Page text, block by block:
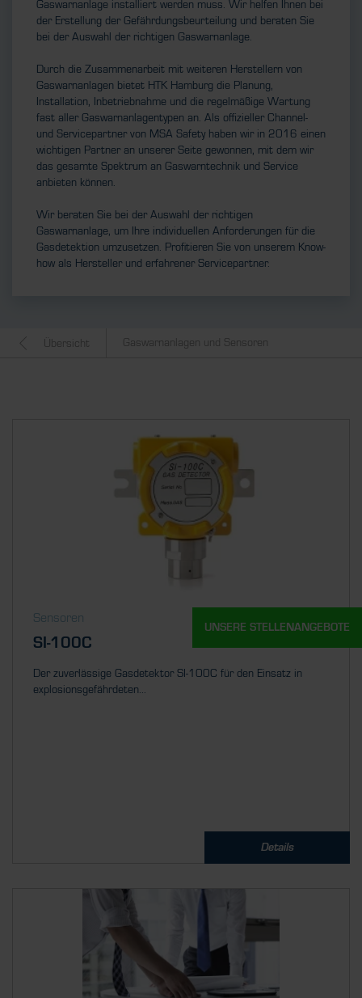
Gaswarnanlage installiert werden muss. Wir helfen Ihnen bei
der Erstellung der Gefährdungsbeurteilung und beraten Sie
bei der Auswahl der richtigen Gaswarnanlage.
Durch die Zusammenarbeit mit weiteren Herstellern von
Gaswarnanlagen bietet HTK Hamburg die Planung,
Installation, Inbetriebnahme und die regelmäßige Wartung
fast aller Gaswarnanlagentypen an. Als offizieller Channel-
und Servicepartner von MSA Safety haben wir in 2016 einen
wichtigen Partner an unserer Seite gewonnen, mit dem wir
das gesamte Spektrum an Gaswarntechnik und Service
anbieten können.
Wir beraten Sie bei der Auswahl der richtigen
Gaswarnanlage, um Ihre individuellen Anforderungen für die
Gasdetektion umzusetzen. Profitieren Sie von unserem Know-
how als Hersteller und erfahrener Servicepartner.
Übersicht Gaswarnanlagen und Sensoren
Sensoren
SI-100C
Der zuverlässige Gasdetektor SI-100C für den Einsatz in
explosionsgefährdeten...
Details
UNSERE STELLENANGEBOTE